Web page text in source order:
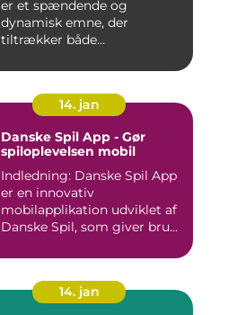
er et spændende og
dynamisk emne, der
tiltrækker både
14. jan
Danske Spil App - Gør
spiloplevelsen mobil
Indledning: Danske Spil App
er en innovativ
mobilapplikation udviklet af
Danske Spil, som giver bru...
14. jan